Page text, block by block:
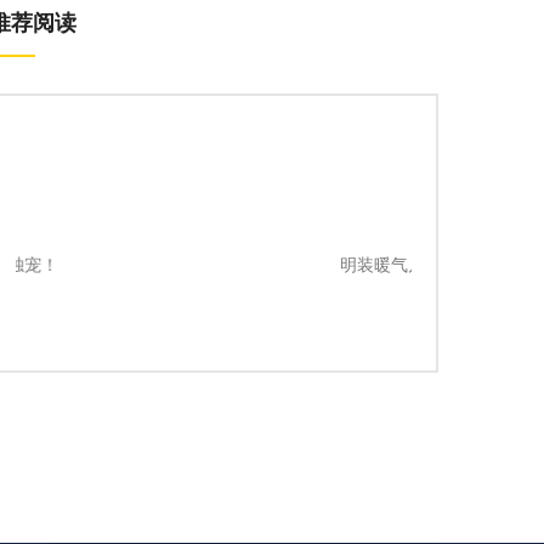
荐阅读
明装暖气片-舒适健康生活的新标配